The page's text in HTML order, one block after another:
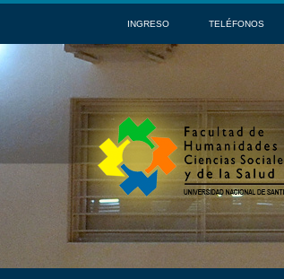
INGRESO TELÉFONOS